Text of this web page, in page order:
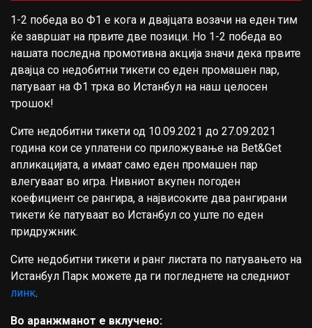
1-2 победа во Ф1 е кога и двајцата возачи на еден тим
ќе завршат на првите две позици. Но 1-2 победа во
нашата последна промотивна акција значи дека првите
двајца со недобитни тикети со еден промашен пар,
патуваат на Ф1 трка во Истанбул на наш целосен
трошок!
Сите недобитни тикети од 10.09.2021 до 27.09.2021
година кои се уплатени со приложување на Bet&Get
апликацијата, а имаат само еден промашен пар
влегуваат во игра. Нивниот вкупен погоден
коефициент се рангира, а највисоките два рангирани
тикети ќе патуваат во Истанбул со уште по еден
придружник.
Сите недобитни тикети и ранг листата по патувањето на
Истанбул Парк можете да ги погледнете на следниот
линк.
Во аранжманот е вклучено: